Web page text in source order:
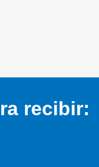
recibir: